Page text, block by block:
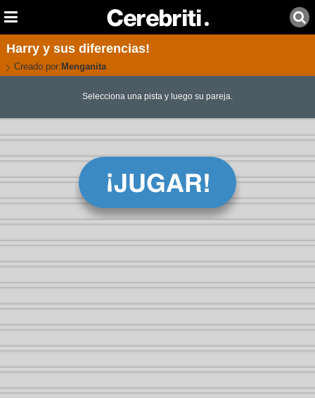
Harry y sus diferencias!
Creado por: Menganita
Selecciona una pista y luego su pareja.